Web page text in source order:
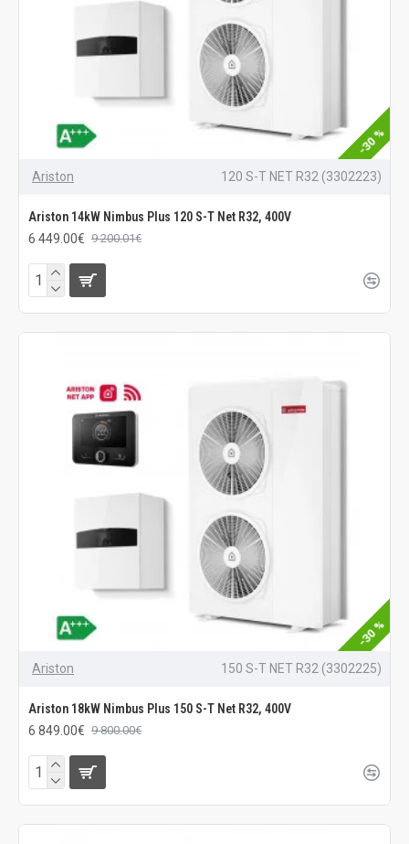
-30 %
Ariston 120 S-T NET R32 (3302223)
Ariston 14kW Nimbus Plus 120 S-T Net R32, 400V
6 449.00€ 9 200.01€
-30 %
Ariston 150 S-T NET R32 (3302225)
Ariston 18kW Nimbus Plus 150 S-T Net R32, 400V
6 849.00€ 9 800.00€